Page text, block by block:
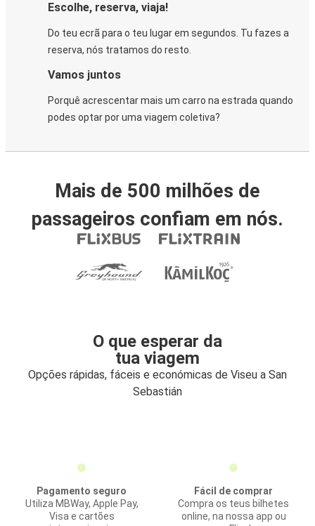
Escolhe, reserva, viaja!
Do teu ecrã para o teu lugar em segundos. Tu fazes a
reserva, nós tratamos do resto.
Vamos juntos
Porquê acrescentar mais um carro na estrada quando
podes optar por uma viagem coletiva?
Mais de 500 milhões de
passageiros confiam em nós.
O que esperar da
tua viagem
Opções rápidas, fáceis e económicas de Viseu a San
Sebastián
Pagamento seguro
Utiliza MBWay, Apple Pay,
Visa e cartões
Fácil de comprar
Compra os teus bilhetes
online, na nossa app ou